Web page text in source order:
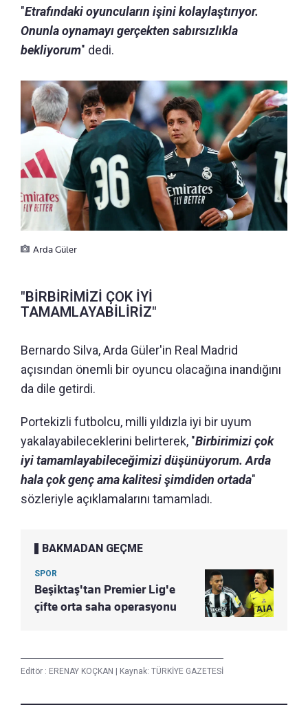
"Etrafındaki oyuncuların işini kolaylaştırıyor.
Onunla oynamayı gerçekten sabırsızlıkla
bekliyorum" dedi.
Arda Güler
"BİRBİRİMİZİ ÇOK İYİ
TAMAMLAYABİLİRİZ"
Bernardo Silva, Arda Güler'in Real Madrid
açısından önemli bir oyuncu olacağına inandığını
da dile getirdi.
Portekizli futbolcu, milli yıldızla iyi bir uyum
yakalayabileceklerini belirterek, "Birbirimizi çok
iyi tamamlayabileceğimizi düşünüyorum. Arda
hala çok genç ama kalitesi şimdiden ortada"
sözleriyle açıklamalarını tamamladı.
BAKMADAN GEÇME
SPOR
Beşiktaş'tan Premier Lig'e
çifte orta saha operasyonu
Editör : ERENAY KOÇKAN Kaynak: TÜRKİYE GAZETESİ